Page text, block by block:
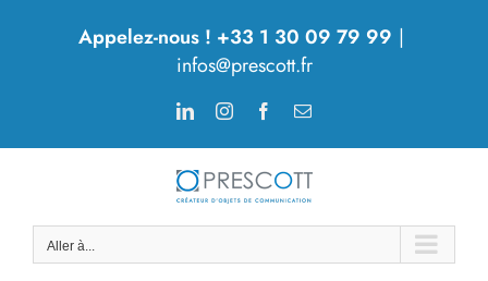
Appelez-nous ! +33 1 30 09 79 99 |
infos@prescott.fr
LinkedInInstagramFacebook
Email
Aller à...